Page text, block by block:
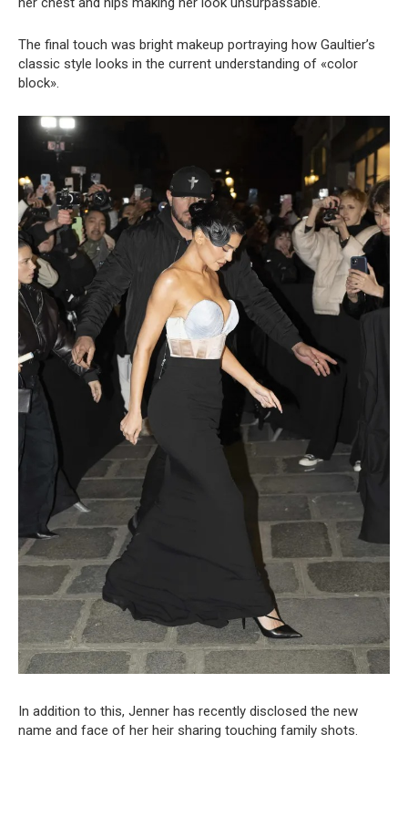
The final touch was bright makeup portraying how Gaultier’s
classic style looks in the current understanding of «color
block».
In addition to this, Jenner has recently disclosed the new
name and face of her heir sharing touching family shots.